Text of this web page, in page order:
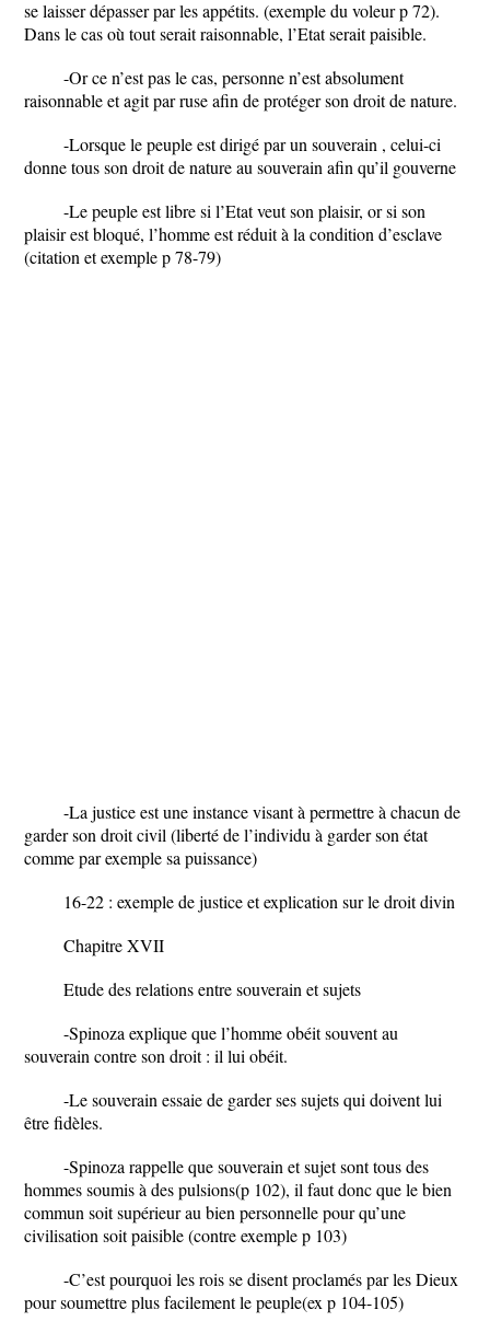
se laisser dépasser par les appétits. (exemple du voleur p 72).
Dans le cas où tout serait raisonnable, l’Etat serait paisible.
-Or ce n’est pas le cas, personne n’est absolument
raisonnable et agit par ruse afin de protéger son droit de nature.
-Lorsque le peuple est dirigé par un souverain , celui-ci
donne tous son droit de nature au souverain afin qu’il gouverne
-Le peuple est libre si l’Etat veut son plaisir, or si son
plaisir est bloqué, l’homme est réduit à la condition d’esclave
(citation et exemple p 78-79)
-La justice est une instance visant à permettre à chacun de
garder son droit civil (liberté de l’individu à garder son état
comme par exemple sa puissance)
16-22 : exemple de justice et explication sur le droit divin
Chapitre XVII
Etude des relations entre souverain et sujets
-Spinoza explique que l’homme obéit souvent au
souverain contre son droit : il lui obéit.
-Le souverain essaie de garder ses sujets qui doivent lui
être fidèles.
-Spinoza rappelle que souverain et sujet sont tous des
hommes soumis à des pulsions(p 102), il faut donc que le bien
commun soit supérieur au bien personnelle pour qu’une
civilisation soit paisible (contre exemple p 103)
-C’est pourquoi les rois se disent proclamés par les Dieux
pour soumettre plus facilement le peuple(ex p 104-105)